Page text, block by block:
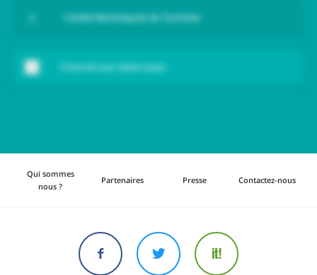
Comité Martiniquais du Tourisme
S'inscrire aux mises à jour
Qui sommes
nous ?
Partenaires Presse Contactez-nous